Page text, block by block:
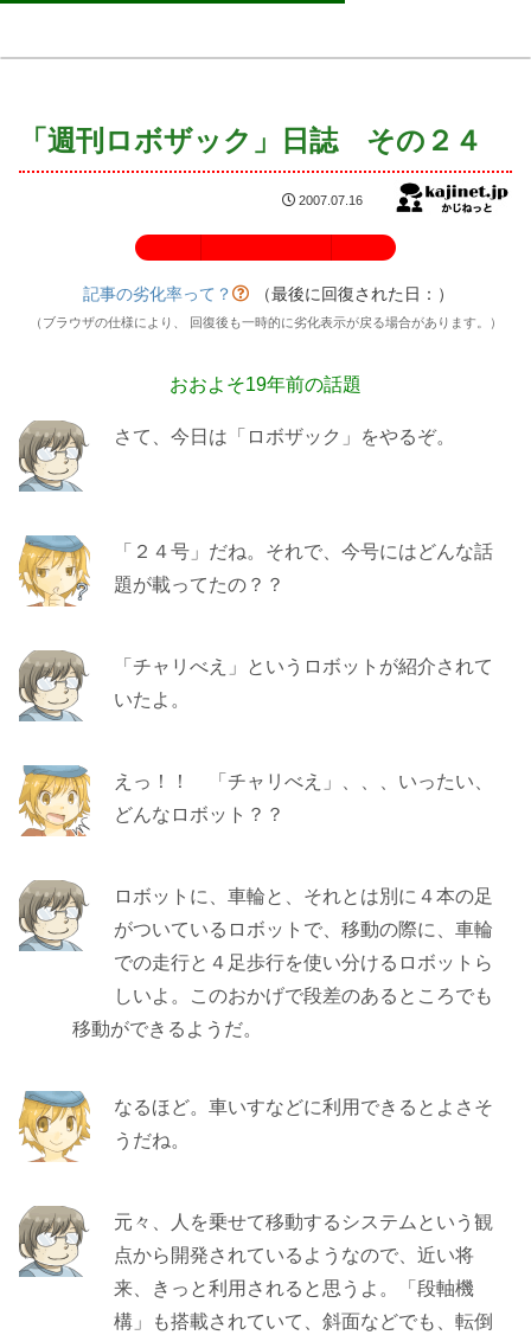
「週刊ロボザック」日誌 その２４
2007.07.16
記事の劣化率って？ （最後に回復された日： ）
（ブラウザの仕様により、 回復後も一時的に劣化表示が戻る場合があります。）
おおよそ19年前の話題
さて、今日は「ロボザック」をやるぞ。
「２４号」だね。それで、今号にはどんな話
題が載ってたの？？
「チャリべえ」というロボットが紹介されて
いたよ。
えっ！！ 「チャリべえ」、、、いったい、
どんなロボット？？
ロボットに、車輪と、それとは別に４本の足
がついているロボットで、移動の際に、車輪
での走行と４足歩行を使い分けるロボットら
しいよ。このおかげで段差のあるところでも
移動ができるようだ。
なるほど。車いすなどに利用できるとよさそ
うだね。
元々、人を乗せて移動するシステムという観
点から開発されているようなので、近い将
来、きっと利用されると思うよ。「段軸機
構」も搭載されていて、斜面などでも、転倒